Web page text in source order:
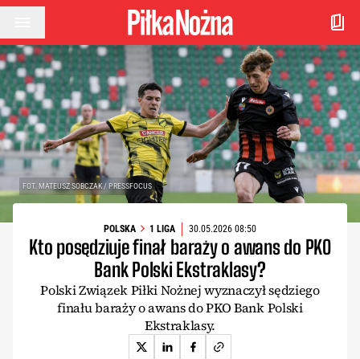
Przejdź do treści
FOT. MATEUSZ SOBCZAK / PRESSFOCUS
POLSKA 1 LIGA 30.05.2026 08:50
Kto posędziuje finał baraży o awans do PKO
Bank Polski Ekstraklasy?
Polski Związek Piłki Nożnej wyznaczył sędziego
finału baraży o awans do PKO Bank Polski
Ekstraklasy.